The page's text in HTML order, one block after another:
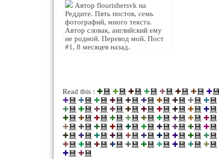
Реддите. Пять постов, семь
фотографий, много текста.
Автор словак, английский ему
не родной. Перевод мой. Пост
#1, 8 месяцев назад.
Read this : ✚💾 ✚💾 ✚💾 ✚💾 ✚💾 ✚💾 ✚💾 ✚
✚💾 ✚💾 ✚💾 ✚💾 ✚💾 ✚💾 ✚💾 ✚💾 ✚💾 ✚💾
✚💾 ✚💾 ✚💾 ✚💾 ✚💾 ✚💾 ✚💾 ✚💾 ✚💾 ✚💾
✚💾 ✚💾 ✚💾 ✚💾 ✚💾 ✚💾 ✚💾 ✚💾 ✚💾 ✚💾
✚💾 ✚💾 ✚💾 ✚💾 ✚💾 ✚💾 ✚💾 ✚💾 ✚💾 ✚💾
✚💾 ✚💾 ✚💾 ✚💾 ✚💾 ✚💾 ✚💾 ✚💾 ✚💾 ✚💾
✚💾 ✚💾 ✚💾 ✚💾 ✚💾 ✚💾 ✚💾 ✚💾 ✚💾 ✚💾
✚💾 ✚💾